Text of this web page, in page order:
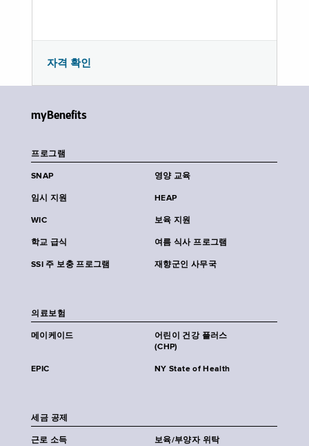
자격 확인
myBenefits
프로그램
SNAP 영양 교육
임시 지원 HEAP
WIC 보육 지원
학교 급식 여름 식사 프로그램
SSI 주 보충 프로그램 재향군인 사무국
의료보험
메이케이드
어린이 건강 플러스
(CHP)
EPIC NY State of Health
세금 공제
근로 소득 보육/부양자 위탁